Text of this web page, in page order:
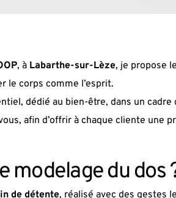
, à Labarthe-sur-Lèze, je propose le
le corps comme l’esprit.
dédié au bien-être, dans un
afin d’offrir à chaque cliente une
modelage du dos
de détente, réalisé avec des gestes